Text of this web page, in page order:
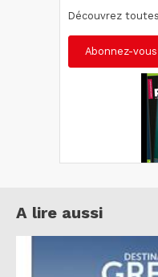
Découvrez
Abonnez-vous
A lire aussi